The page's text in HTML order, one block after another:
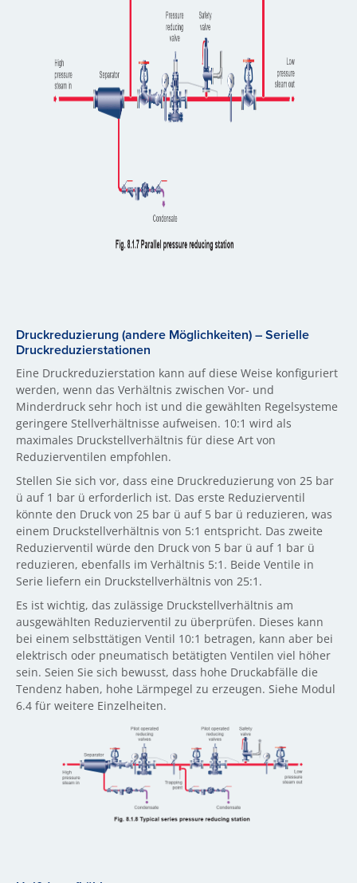
Druckreduzierung (andere Möglichkeiten) – Serielle
Druckreduzierstationen
Eine Druckreduzierstation kann auf diese Weise konfiguriert
werden, wenn das Verhältnis zwischen Vor- und
Minderdruck sehr hoch ist und die gewählten Regelsysteme
geringere Stellverhältnisse aufweisen. 10:1 wird als
maximales Druckstellverhältnis für diese Art von
Reduzierventilen empfohlen.
Stellen Sie sich vor, dass eine Druckreduzierung von 25 bar
ü auf 1 bar ü erforderlich ist. Das erste Reduzierventil
könnte den Druck von 25 bar ü auf 5 bar ü reduzieren, was
einem Druckstellverhältnis von 5:1 entspricht. Das zweite
Reduzierventil würde den Druck von 5 bar ü auf 1 bar ü
reduzieren, ebenfalls im Verhältnis 5:1. Beide Ventile in
Serie liefern ein Druckstellverhältnis von 25:1.
Es ist wichtig, das zulässige Druckstellverhältnis am
ausgewählten Reduzierventil zu überprüfen. Dieses kann
bei einem selbsttätigen Ventil 10:1 betragen, kann aber bei
elektrisch oder pneumatisch betätigten Ventilen viel höher
sein. Seien Sie sich bewusst, dass hohe Druckabfälle die
Tendenz haben, hohe Lärmpegel zu erzeugen. Siehe Modul
6.4 für weitere Einzelheiten.